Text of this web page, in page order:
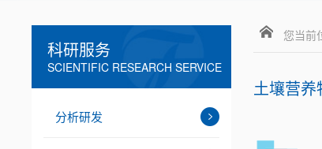
科研服务
SCIENTIFIC RESEARCH SERVICE
分析研发
您当前
土壤营养